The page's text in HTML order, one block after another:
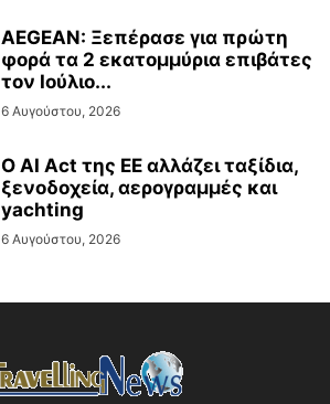
AEGEAN: Ξεπέρασε για πρώτη
φορά τα 2 εκατομμύρια επιβάτες
τον Ιούλιο...
6 Αυγούστου, 2026
Ο AI Act της ΕΕ αλλάζει ταξίδια,
ξενοδοχεία, αερογραμμές και
yachting
6 Αυγούστου, 2026